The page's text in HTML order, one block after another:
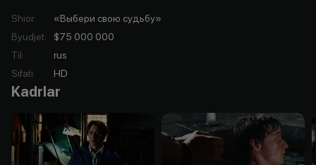
Shior:
«Выбери свою судьбу»
Byudjet:
$75 000 000
Til:
rus
Sifati: HD
Kadrlar